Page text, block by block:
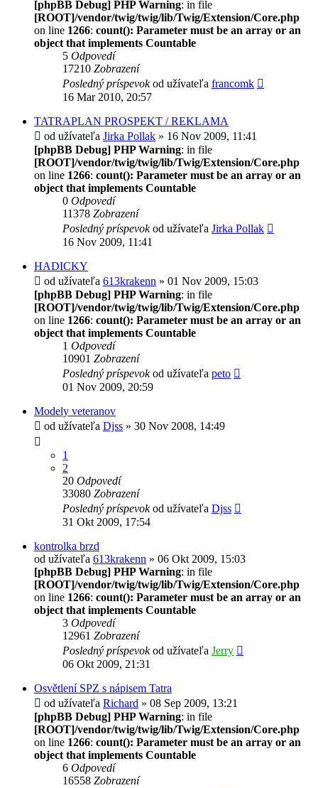
[phpBB Debug] PHP Warning: in file
[ROOT]/vendor/twig/twig/lib/Twig/Extension/Core.php
on line 1266: count(): Parameter must be an array or an
object that implements Countable
5 Odpovedí
17210 Zobrazení
Posledný príspevokod užívateľa francomk
16 Mar 2010, 20:57
TATRAPLAN PROSPEKT / REKLAMA
od užívateľa Jirka Pollak » 16 Nov 2009, 11:41
[phpBB Debug] PHP Warning: in file
[ROOT]/vendor/twig/twig/lib/Twig/Extension/Core.php
on line 1266: count(): Parameter must be an array or an
object that implements Countable
0 Odpovedí
11378 Zobrazení
Posledný príspevokod užívateľa Jirka Pollak
16 Nov 2009, 11:41
HADICKY
od užívateľa 613krakenn » 01 Nov 2009, 15:03
[phpBB Debug] PHP Warning: in file
[ROOT]/vendor/twig/twig/lib/Twig/Extension/Core.php
on line 1266: count(): Parameter must be an array or an
object that implements Countable
1 Odpovedí
10901 Zobrazení
Posledný príspevokod užívateľa peto
01 Nov 2009, 20:59
Modely veteranov
od užívateľa Djss » 30 Nov 2008, 14:49
1
2
20 Odpovedí
33080 Zobrazení
Posledný príspevokod užívateľa Djss
31 Okt 2009, 17:54
kontrolka brzd
od užívateľa 613krakenn » 06 Okt 2009, 15:03
[phpBB Debug] PHP Warning: in file
[ROOT]/vendor/twig/twig/lib/Twig/Extension/Core.php
on line 1266: count(): Parameter must be an array or an
object that implements Countable
3 Odpovedí
12961 Zobrazení
Posledný príspevokod užívateľa Jerry
06 Okt 2009, 21:31
Osvětlení SPZ s nápisem Tatra
od užívateľa Richard » 08 Sep 2009, 13:21
[phpBB Debug] PHP Warning: in file
[ROOT]/vendor/twig/twig/lib/Twig/Extension/Core.php
on line 1266: count(): Parameter must be an array or an
object that implements Countable
6 Odpovedí
16558 Zobrazení